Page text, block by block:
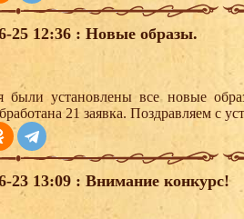
25 12:36 : Новые образы.
были установлены все новые
21 заявка. Поздравляем с
23 13:09 : Внимание конкурс!